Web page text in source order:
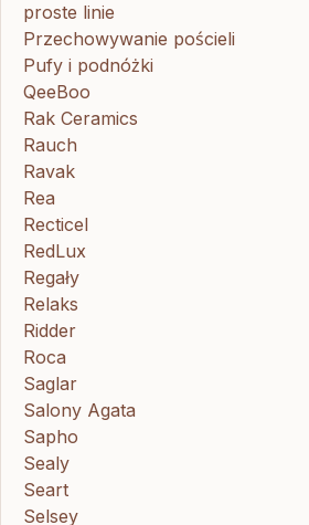
proste linie
Przechowywanie pościeli
Pufy i podnóżki
QeeBoo
Rak Ceramics
Rauch
Ravak
Rea
Recticel
RedLux
Regały
Relaks
Ridder
Roca
Saglar
Salony Agata
Sapho
Sealy
Seart
Selsey